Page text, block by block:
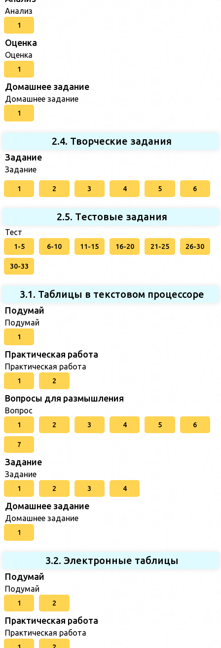
Анализ
1
Оценка
Оценка
1
Домашнее задание
Домашнее задание
1
2.4. Творческие задания
Задание
Задание
1 2 3 4 5 6
2.5. Tестовые задания
Тест
1-5 6-10 11-15 16-20 21-25 26-30
30-33
3.1. Таблицы в текстовом процессоре
Подумай
Подумай
1
Практическая работа
Практическая работа
1 2
Вопросы для размышления
Вопрос
1 2 3 4 5 6
7
Задание
Задание
1 2 3 4
Домашнее задание
Домашнее задание
1
3.2. Электронные таблицы
Подумай
Подумай
1 2
Практическая работа
Практическая работа